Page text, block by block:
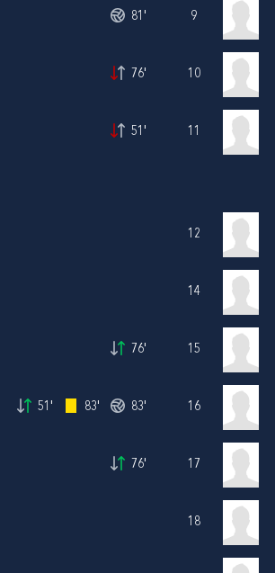
81'
76'
51'
76'
51' 83' 83'
76'
9
10
11
12
14
15
16
17
18